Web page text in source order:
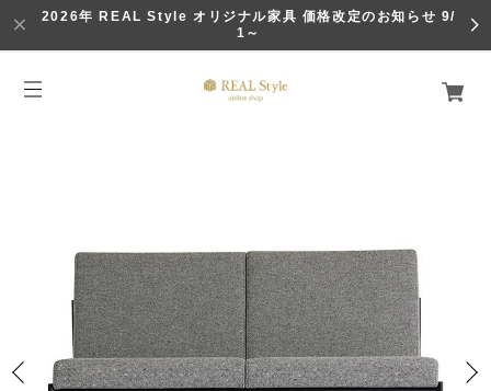
2026年 REAL Style オリジナル家具 価格改定のお知らせ 9/
1～